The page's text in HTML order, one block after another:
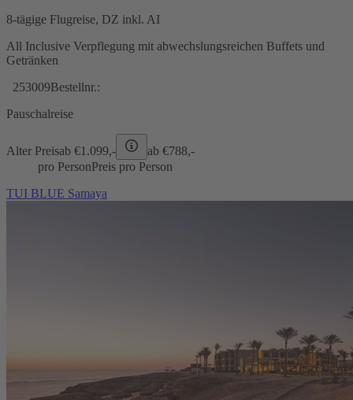
8-tägige Flugreise, DZ inkl. AI
All Inclusive Verpflegung mit abwechslungsreichen Buffets und
Getränken
253009Bestellnr.:
Pauschalreise
Alter Preisab €1.099,- ab €788,-
pro PersonPreis pro Person
TUI BLUE Samaya